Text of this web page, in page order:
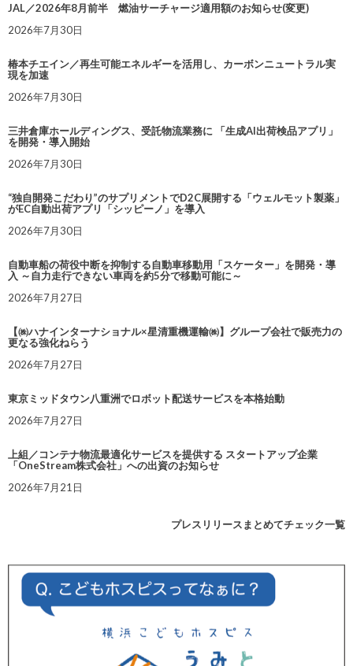
JAL／2026年8月前半 燃油サーチャージ適用額のお知らせ(変更)
2026年7月30日
椿本チエイン／再生可能エネルギーを活用し、カーボンニュートラル実
現を加速
2026年7月30日
三井倉庫ホールディングス、受託物流業務に 「生成AI出荷検品アプリ」
を開発・導入開始
2026年7月30日
“独自開発こだわり”のサプリメントでD2C展開する「ウェルモット製薬」
がEC自動出荷アプリ「シッピーノ」を導入
2026年7月30日
自動車船の荷役中断を抑制する自動車移動用「スケーター」を開発・導
入 ～自力走行できない車両を約5分で移動可能に～
2026年7月27日
【㈱ハナインターナショナル×星清重機運輸㈱】グループ会社で販売力の
更なる強化ねらう
2026年7月27日
東京ミッドタウン八重洲でロボット配送サービスを本格始動
2026年7月27日
上組／コンテナ物流最適化サービスを提供する スタートアップ企業
「OneStream株式会社」への出資のお知らせ
2026年7月21日
プレスリリースまとめてチェック一覧